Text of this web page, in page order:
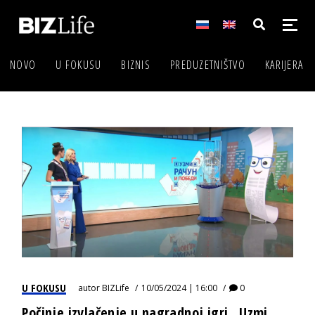
NOVO U FOKUSU BIZNIS PREDUZETNIŠTVO KARIJERA
U FOKUSU autorBIZLife 10/05/2024 | 16:00 0